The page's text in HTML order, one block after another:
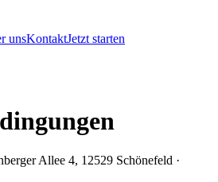
unsKontaktJetzt starten
Allee 4, 12529 Schönefeld ·